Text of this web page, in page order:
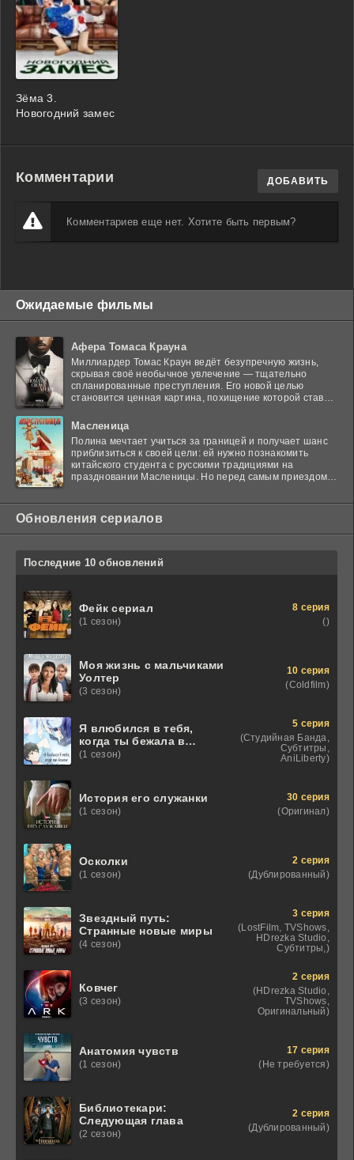
Зёма 3.
Новогодний замес
Комментарии ДОБАВИТЬ
Комментариев еще нет. Хотите быть первым?
Ожидаемые фильмы
Афера Томаса Крауна
Миллиардер Томас Краун ведёт безупречную жизнь,
скрывая своё необычное увлечение — тщательно
спланированные преступления. Его новой целью
становится ценная картина, похищение которой ставит
Масленица
Полина мечтает учиться за границей и получает шанс
приблизиться к своей цели: ей нужно познакомить
китайского студента с русскими традициями на
праздновании Масленицы. Но перед самым приездом
Обновления сериалов
Последние 10 обновлений
Фейк сериал
(1 сезон)
8 серия
()
Моя жизнь с мальчиками
Уолтер
(3 сезон)
10 серия
(Coldfilm)
Я влюбился в тебя,
когда ты бежала в
лунной ночи
(1 сезон)
5 серия
(Студийная Банда,
Субтитры,
AniLiberty)
История его служанки
(1 сезон)
30 серия
(Оригинал)
Осколки
(1 сезон)
2 серия
(Дублированный)
Звездный путь:
Странные новые миры
(4 сезон)
3 серия
(LostFilm, TVShows,
HDrezka Studio,
Субтитры,)
Ковчег
(3 сезон)
2 серия
(HDrezka Studio,
TVShows,
Оригинальный)
Анатомия чувств
(1 сезон)
17 серия
(Не требуется)
Библиотекари:
Следующая глава
(2 сезон)
2 серия
(Дублированный)